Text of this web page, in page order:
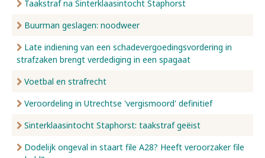
Taakstraf na Sinterklaasintocht Staphorst
Buurman geslagen: noodweer
Late indiening van een schadevergoedingsvordering in
strafzaken brengt verdediging in een spagaat
Voetbal en strafrecht
Veroordeling in Utrechtse 'vergismoord' definitief
Sinterklaasintocht Staphorst: taakstraf geëist
Dodelijk ongeval in staart file A28? Heeft veroorzaker file